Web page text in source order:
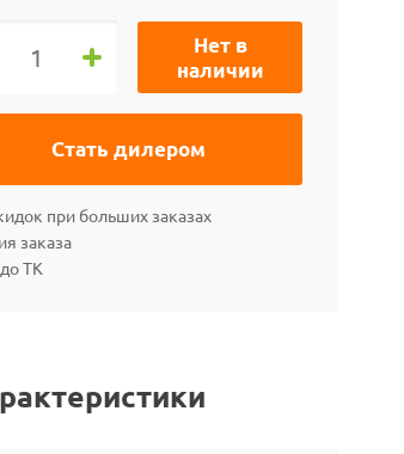
Нет в
наличии
Стать дилером
при больших заказах
заказа
ТК